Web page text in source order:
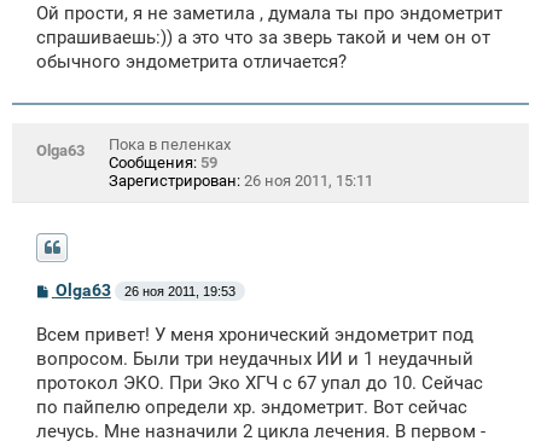
б
щ
н
е
Ой прости, я не заметила , думала ты про эндометрит
спрашиваешь:)) а это что за зверь такой и чем он от
обычного эндометрита отличается?
Olga63
Пока в пеленках
Сообщения: 59
Зарегистрирован: 26 ноя 2011, 15:11
С
о
б
щ
н
и
Olga63 26 ноя 2011, 19:53
Всем привет! У меня хронический эндометрит под
вопросом. Были три неудачных ИИ и 1 неудачный
протокол ЭКО. При Эко ХГЧ с 67 упал до 10. Сейчас
по пайпелю определи хр. эндометрит. Вот сейчас
лечусь. Мне назначили 2 цикла лечения. В первом -